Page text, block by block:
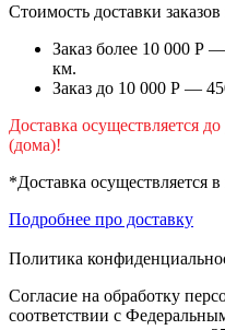
Стоимость доставки
Заказ более 10 000 Р
км.
Заказ до 10 000 Р —
Доставка осуществляется
(дома)!
*Доставка
Подробнее про доставку
Политика
Согласие на обработку
соответствии с